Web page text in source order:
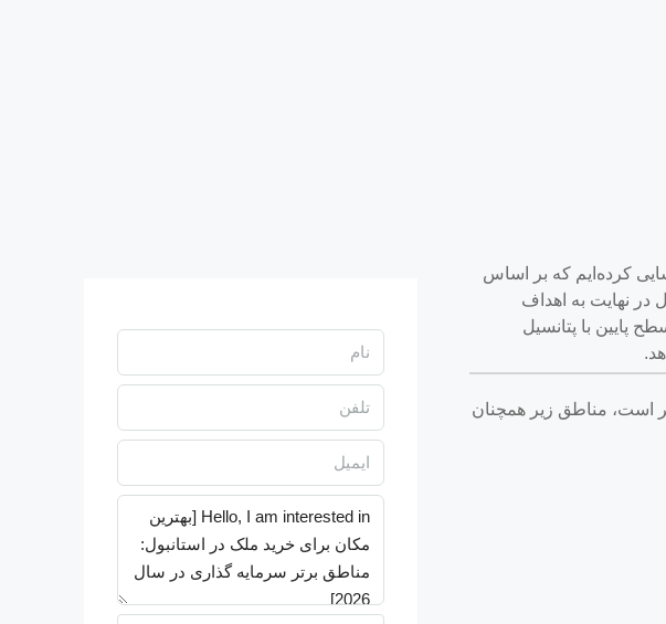
مناطق استانبول را برای سال ۲۰۲۶ شناسایی کرده‌ایم که بر اساس
در نهایت به اهداف
پایین با پتانسیل
است، مناطق زیر همچنان